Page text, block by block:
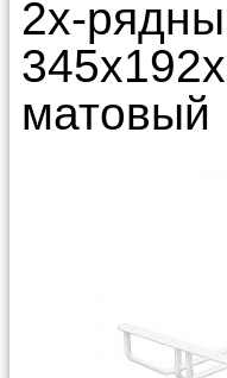
2х-
матовый